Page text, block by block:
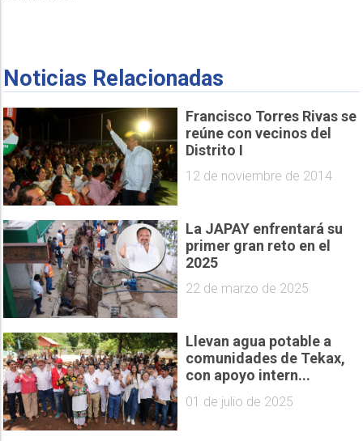
Noticias Relacionadas
Francisco Torres Rivas se
reúne con vecinos del
Distrito I
12 de noviembre de 2014
La JAPAY enfrentará su
primer gran reto en el
2025
22 de marzo de 2025
Llevan agua potable a
comunidades de Tekax,
con apoyo intern...
01 de julio de 2025